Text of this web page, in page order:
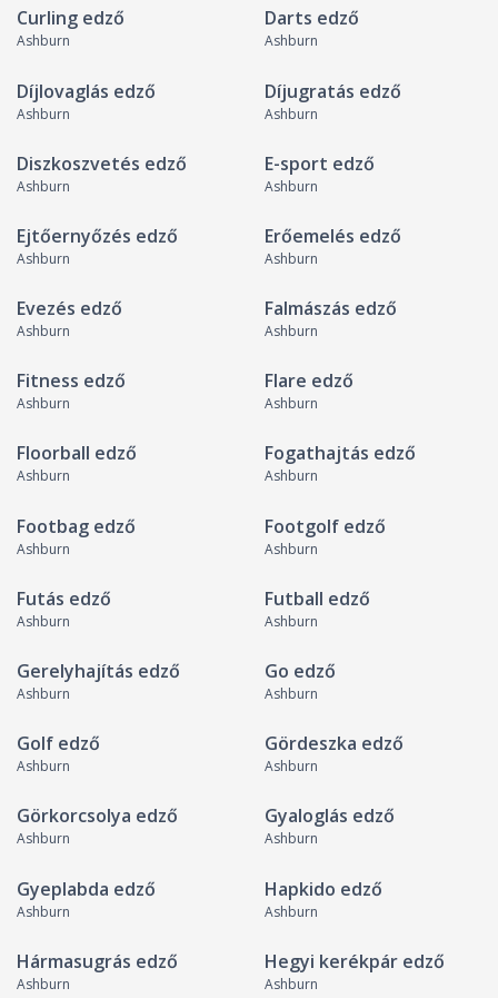
Curling edző
Ashburn
Darts edző
Ashburn
Díjlovaglás edző
Ashburn
Díjugratás edző
Ashburn
Diszkoszvetés edző
Ashburn
E-sport edző
Ashburn
Ejtőernyőzés edző
Ashburn
Erőemelés edző
Ashburn
Evezés edző
Ashburn
Falmászás edző
Ashburn
Fitness edző
Ashburn
Flare edző
Ashburn
Floorball edző
Ashburn
Fogathajtás edző
Ashburn
Footbag edző
Ashburn
Footgolf edző
Ashburn
Futás edző
Ashburn
Futball edző
Ashburn
Gerelyhajítás edző
Ashburn
Go edző
Ashburn
Golf edző
Ashburn
Gördeszka edző
Ashburn
Görkorcsolya edző
Ashburn
Gyaloglás edző
Ashburn
Gyeplabda edző
Ashburn
Hapkido edző
Ashburn
Hármasugrás edző
Ashburn
Hegyi kerékpár edző
Ashburn